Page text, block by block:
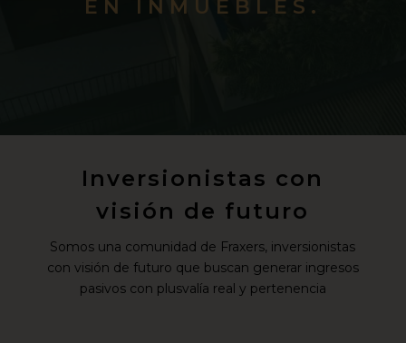
EN INMUEBLES.
Inversionistas con
visión de futuro
Somos una comunidad de Fraxers, inversionistas
con visión de futuro que buscan generar ingresos
pasivos con plusvalía real y pertenencia